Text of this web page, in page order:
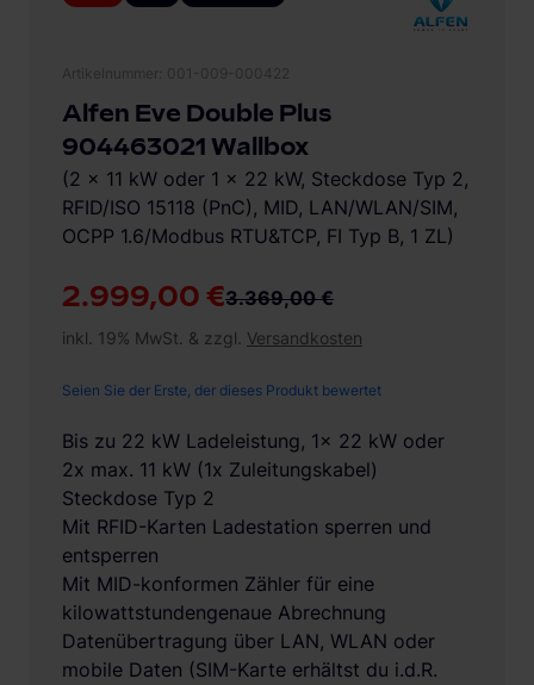
2.999,00 €3.369,00 €
inkl. 19% MwSt. & zzgl. Versandkosten
Seien Sie der Erste, der dieses Produkt bewertet
Bis zu 22 kW Ladeleistung, 1x 22 kW oder
2x max. 11 kW (1x Zuleitungskabel)
Steckdose Typ 2
Mit RFID-Karten Ladestation sperren und
entsperren
Mit MID-konformen Zähler für eine
kilowattstundengenaue Abrechnung
Datenübertragung über LAN, WLAN oder
mobile Daten (SIM-Karte erhältst du i.d.R.
Alfen Eve Double Plus
904463021 Wallbox
(2 x 11 kW oder 1 x 22 kW, Steckdose Typ 2,
RFID/ISO 15118 (PnC), MID, LAN/WLAN/SIM,
OCPP 1.6/Modbus RTU&TCP, FI Typ B, 1 ZL)